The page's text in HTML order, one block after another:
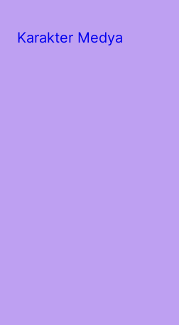
Karakter Medya